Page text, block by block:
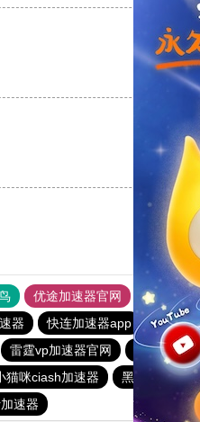
优途加速器官网 风驰加速
器 快连加速器app tyl加速
雷霆vp加速器官网
白鲸加速器
猫咪ciash加速器 黑洞官网
速器